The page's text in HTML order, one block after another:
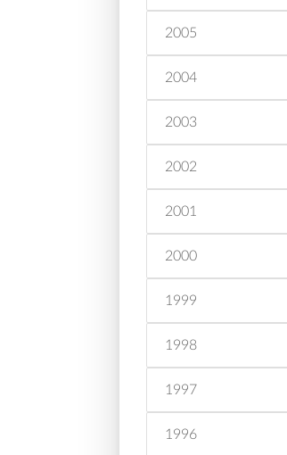
2005
2004
2003
2002
2001
2000
1999
1998
1997
1996